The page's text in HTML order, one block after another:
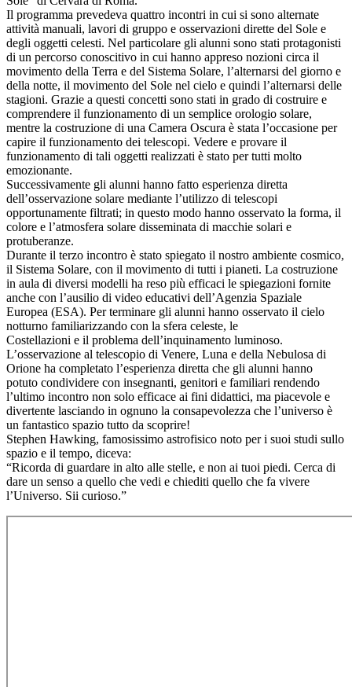
Il programma prevedeva quattro incontri in cui si sono alternate
attività manuali, lavori di gruppo e osservazioni dirette del Sole e
degli oggetti celesti. Nel particolare gli alunni sono stati protagonisti
di un percorso conoscitivo in cui hanno appreso nozioni circa il
movimento della Terra e del Sistema Solare, l’alternarsi del giorno e
della notte, il movimento del Sole nel cielo e quindi l’alternarsi delle
stagioni. Grazie a questi concetti sono stati in grado di costruire e
comprendere il funzionamento di un semplice orologio solare,
mentre la costruzione di una Camera Oscura è stata l’occasione per
capire il funzionamento dei telescopi. Vedere e provare il
funzionamento di tali oggetti realizzati è stato per tutti molto
emozionante.
Successivamente gli alunni hanno fatto esperienza diretta
dell’osservazione solare mediante l’utilizzo di telescopi
opportunamente filtrati; in questo modo hanno osservato la forma, il
colore e l’atmosfera solare disseminata di macchie solari e
protuberanze.
Durante il terzo incontro è stato spiegato il nostro ambiente cosmico,
il Sistema Solare, con il movimento di tutti i pianeti. La costruzione
in aula di diversi modelli ha reso più efficaci le spiegazioni fornite
anche con l’ausilio di video educativi dell’Agenzia Spaziale
Europea (ESA). Per terminare gli alunni hanno osservato il cielo
notturno familiarizzando con la sfera celeste, le
Costellazioni e il problema dell’inquinamento luminoso.
L’osservazione al telescopio di Venere, Luna e della Nebulosa di
Orione ha completato l’esperienza diretta che gli alunni hanno
potuto condividere con insegnanti, genitori e familiari rendendo
l’ultimo incontro non solo efficace ai fini didattici, ma piacevole e
divertente lasciando in ognuno la consapevolezza che l’universo è
un fantastico spazio tutto da scoprire!
Stephen Hawking, famosissimo astrofisico noto per i suoi studi sullo
spazio e il tempo, diceva:
“Ricorda di guardare in alto alle stelle, e non ai tuoi piedi. Cerca di
dare un senso a quello che vedi e chiediti quello che fa vivere
l’Universo. Sii curioso.”